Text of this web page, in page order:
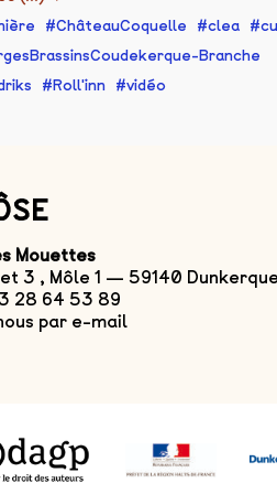
ChâteauCoquelle clea
Branche
Roll'inn vidéo
Mouettes
3 , Môle 1 — 59140
28 64 53 89
par e-mail